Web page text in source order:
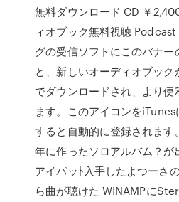
無料ダウンロード CD ￥
ィオブック無料視聴
グの受信ソフトにこのバナー
と、新しいオーディオブッ
でダウンロードされ、より便
ます。このアイコンを
すると自動的に登録されま
年に作ったソロアルバム？が
アイパッﾄ入手したよつーさ
ら曲が聴けた WINAMPに